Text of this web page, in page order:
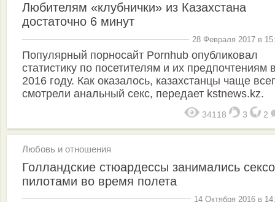
Любителям «клубнички» из Казахстана
достаточно 6 минут
28 Февраля 2017 в
Популярный порносайт Pornhub опубликовал
статистику по посетителям и их предпочтениям
2016 году. Как оказалось, казахстанцы чаще
смотрели анальный секс, передает kstnews.kz.
34118 3 2
Любовь и отношения
Голландские стюардессы занимались
пилотами во время полета
14 Октября 2016 в